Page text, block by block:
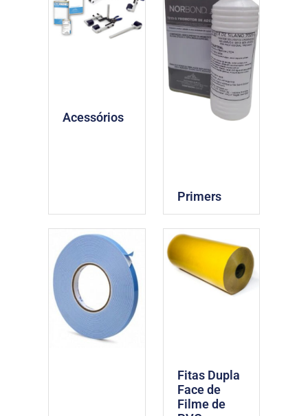
Acessórios
Primers
Fitas Dupla
Face de
Filme de